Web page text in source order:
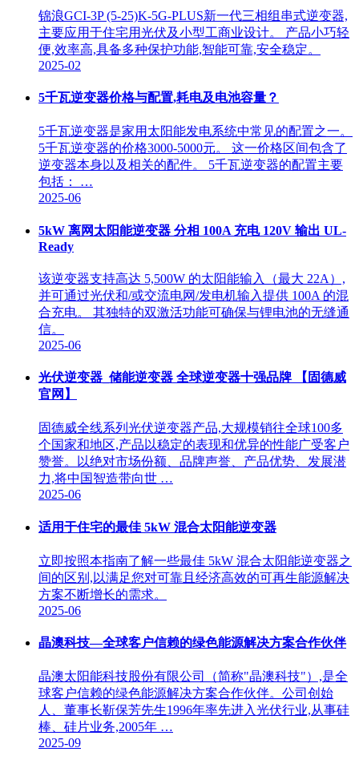
锦浪GCI-3P (5-25)K-5G-PLUS新一代三相组串式逆变器,
主要应用于住宅用光伏及小型工商业设计。 产品小巧轻
便,效率高,具备多种保护功能,智能可靠,安全稳定。
2025-02
5千瓦逆变器价格与配置,耗电及电池容量？
5千瓦逆变器是家用太阳能发电系统中常见的配置之一。
5千瓦逆变器的价格3000-5000元。 这一价格区间包含了
逆变器本身以及相关的配件。 5千瓦逆变器的配置主要
包括： …
2025-06
5kW 离网太阳能逆变器 分相 100A 充电 120V 输出 UL-
Ready
该逆变器支持高达 5,500W 的太阳能输入（最大 22A）,
并可通过光伏和/或交流电网/发电机输入提供 100A 的混
合充电。 其独特的双激活功能可确保与锂电池的无缝通
信。
2025-06
光伏逆变器_储能逆变器 全球逆变器十强品牌 【固德威
官网】
固德威全线系列光伏逆变器产品,大规模销往全球100多
个国家和地区,产品以稳定的表现和优异的性能广受客户
赞誉。以绝对市场份额、品牌声誉、产品优势、发展潜
力,将中国智造带向世 …
2025-06
适用于住宅的最佳 5kW 混合太阳能逆变器
立即按照本指南了解一些最佳 5kW 混合太阳能逆变器之
间的区别,以满足您对可靠且经济高效的可再生能源解决
方案不断增长的需求。
2025-06
晶澳科技—全球客户信赖的绿色能源解决方案合作伙伴
晶澳太阳能科技股份有限公司（简称"晶澳科技"）,是全
球客户信赖的绿色能源解决方案合作伙伴。公司创始
人、董事长靳保芳先生1996年率先进入光伏行业,从事硅
棒、硅片业务,2005年 …
2025-09